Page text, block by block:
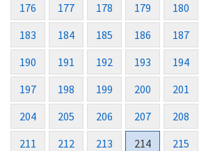
176
177 178 179 180
183
184 185 186 187
190
191 192 193 194
197
198 199 200 201
204
205 206 207 208
211
212 213 214 215